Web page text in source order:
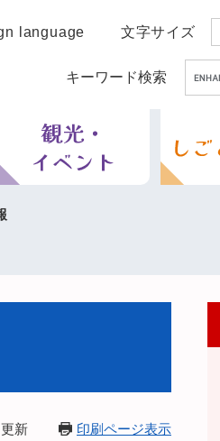
language 文字サイズ
キーワード検索
新 印刷ページ表示